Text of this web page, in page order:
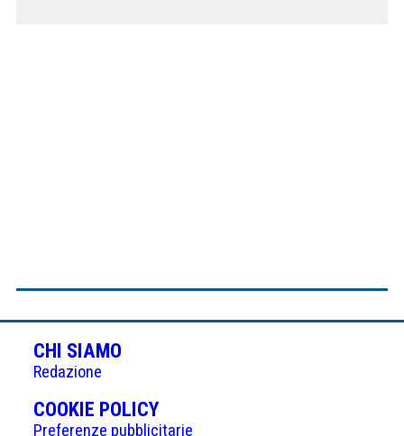
CHI SIAMO
Redazione
COOKIE POLICY(APRE
Preferenze pubblicitarie